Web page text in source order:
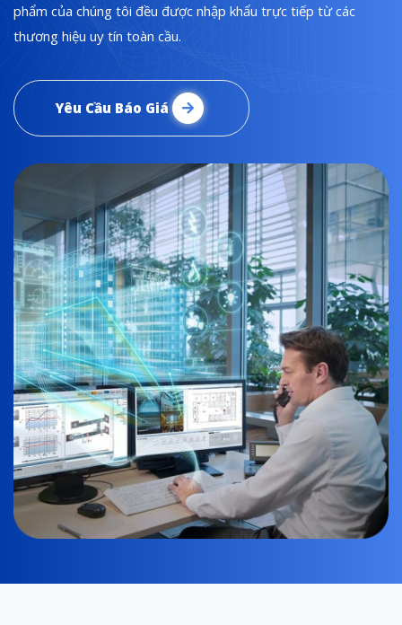
phẩm của chúng tôi đều được nhập khẩu trực tiếp từ các
thương hiệu uy tín toàn cầu.
Yêu Cầu Báo Giá